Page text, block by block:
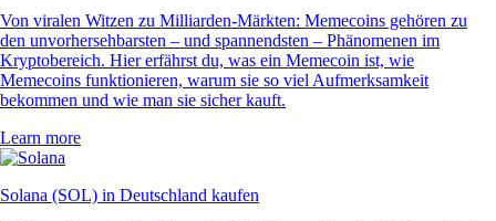
Von viralen Witzen zu Milliarden-Märkten: Memecoins gehören zu
den unvorhersehbarsten – und spannendsten – Phänomenen im
Kryptobereich. Hier erfährst du, was ein Memecoin ist, wie
Memecoins funktionieren, warum sie so viel Aufmerksamkeit
bekommen und wie man sie sicher kauft.
Learn more
Solana (SOL) in Deutschland kaufen